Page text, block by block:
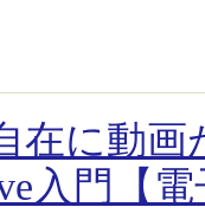
在に動画
入門【